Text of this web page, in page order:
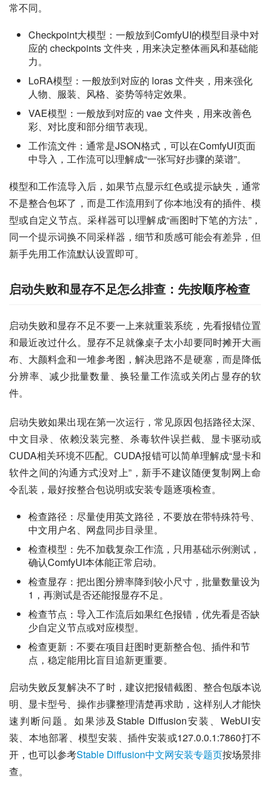
常不同。
Checkpoint大模型：一般放到ComfyUI的模型目录中对
应的 checkpoints 文件夹，用来决定整体画风和基础能
力。
LoRA模型：一般放到对应的 loras 文件夹，用来强化
人物、服装、风格、姿势等特定效果。
VAE模型：一般放到对应的 vae 文件夹，用来改善色
彩、对比度和部分细节表现。
工作流文件：通常是JSON格式，可以在ComfyUI页面
中导入，工作流可以理解成“一张写好步骤的菜谱”。
模型和工作流导入后，如果节点显示红色或提示缺失，通常
不是整合包坏了，而是工作流用到了你本地没有的插件、模
型或自定义节点。采样器可以理解成“画图时下笔的方法”，
同一个提示词换不同采样器，细节和质感可能会有差异，但
新手先用工作流默认设置即可。
启动失败和显存不足怎么排查：先按顺序检查
启动失败和显存不足不要一上来就重装系统，先看报错位置
和最近改过什么。显存不足就像桌子太小却要同时摊开大画
布、大颜料盒和一堆参考图，解决思路不是硬塞，而是降低
分辨率、减少批量数量、换轻量工作流或关闭占显存的软
件。
启动失败如果出现在第一次运行，常见原因包括路径太深、
中文目录、依赖没装完整、杀毒软件误拦截、显卡驱动或
CUDA相关环境不匹配。CUDA报错可以简单理解成“显卡和
软件之间的沟通方式没对上”，新手不建议随便复制网上命
令乱装，最好按整合包说明或安装专题逐项检查。
检查路径：尽量使用英文路径，不要放在带特殊符号、
中文用户名、网盘同步目录里。
检查模型：先不加载复杂工作流，只用基础示例测试，
确认ComfyUI本体能正常启动。
检查显存：把出图分辨率降到较小尺寸，批量数量设为
1，再测试是否还能报显存不足。
检查节点：导入工作流后如果红色报错，优先看是否缺
少自定义节点或对应模型。
检查更新：不要在项目赶图时更新整合包、插件和节
点，稳定能用比盲目追新更重要。
启动失败反复解决不了时，建议把报错截图、整合包版本说
明、显卡型号、操作步骤整理清楚再求助，这样别人才能快
速判断问题。如果涉及Stable Diffusion安装、WebUI安
装、本地部署、模型安装、插件安装或127.0.0.1:7860打不
开，也可以参考Stable Diffusion中文网安装专题页按场景排
查。